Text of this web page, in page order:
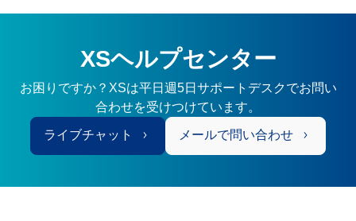
XSヘルプセンター
お困りですか？XSは平日週5日サポートデスクでお問い
合わせを受けつけています。
ライブチャット メールで問い合わせ